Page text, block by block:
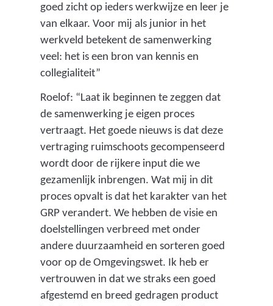
goed zicht op ieders werkwijze en leer je
van elkaar. Voor mij als junior in het
werkveld betekent de samenwerking
veel: het is een bron van kennis en
collegialiteit”
Roelof: “Laat ik beginnen te zeggen dat
de samenwerking je eigen proces
vertraagt. Het goede nieuws is dat deze
vertraging ruimschoots gecompenseerd
wordt door de rijkere input die we
gezamenlijk inbrengen. Wat mij in dit
proces opvalt is dat het karakter van het
GRP verandert. We hebben de visie en
doelstellingen verbreed met onder
andere duurzaamheid en sorteren goed
voor op de Omgevingswet. Ik heb er
vertrouwen in dat we straks een goed
afgestemd en breed gedragen product